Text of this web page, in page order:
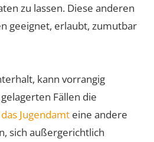
zu lassen. Diese anderen
geeignet, erlaubt, zumutbar
kann vorrangig
Fällen die
Jugendamt eine andere
sich außergerichtlich